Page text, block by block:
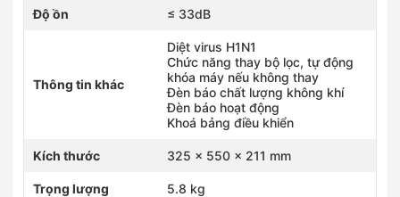
Độ ồn ≤ 33dB
Thông tin khác
Diệt virus H1N1
Chức năng thay bộ lọc, tự động
khóa máy nếu không thay
Đèn báo chất lượng không khí
Đèn báo hoạt động
Khoá bảng điều khiển
Kích thước 325 x 550 x 211 mm
Trọng lượng 5.8 kg